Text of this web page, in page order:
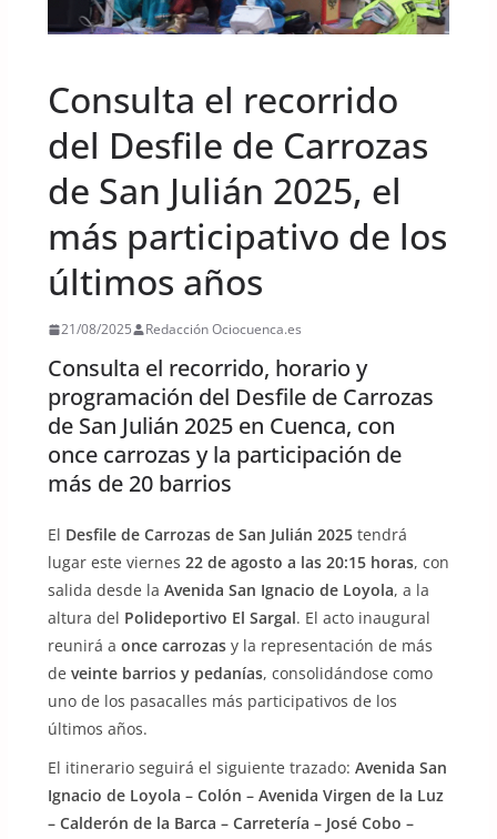
Consulta el recorrido
del Desfile de Carrozas
de San Julián 2025, el
más participativo de los
últimos años
21/08/2025 Redacción Ociocuenca.es
Consulta el recorrido, horario y
programación del Desfile de Carrozas
de San Julián 2025 en Cuenca, con
once carrozas y la participación de
más de 20 barrios
El Desfile de Carrozas de San Julián 2025tendrá
lugar este viernes 22 de agosto a las 20:15 horas, con
salida desde la Avenida San Ignacio de Loyola, a la
altura del Polideportivo El Sargal. El acto inaugural
reunirá a once carrozasy la representación de más
de veinte barrios y pedanías, consolidándose como
uno de los pasacalles más participativos de los
últimos años.
El itinerario seguirá el siguiente trazado: Avenida San
Ignacio de Loyola – Colón – Avenida Virgen de la Luz
– Calderón de la Barca – Carretería – José Cobo –